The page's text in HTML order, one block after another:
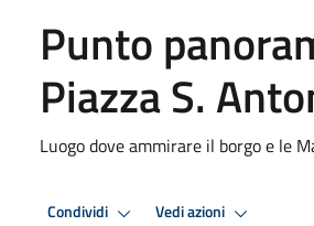
Punto
Piazza S.
Luogo dove ammirare il borgo e le
Condividi Vedi azioni